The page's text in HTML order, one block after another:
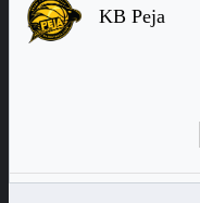
KB Peja